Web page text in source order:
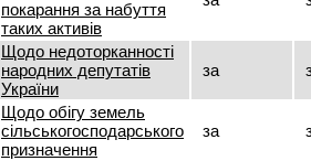
покарання за набуття
таких активів
Щодо недоторканності
народних депутатів
України
за
Щодо обігу земель
сільськогосподарського
призначення
за